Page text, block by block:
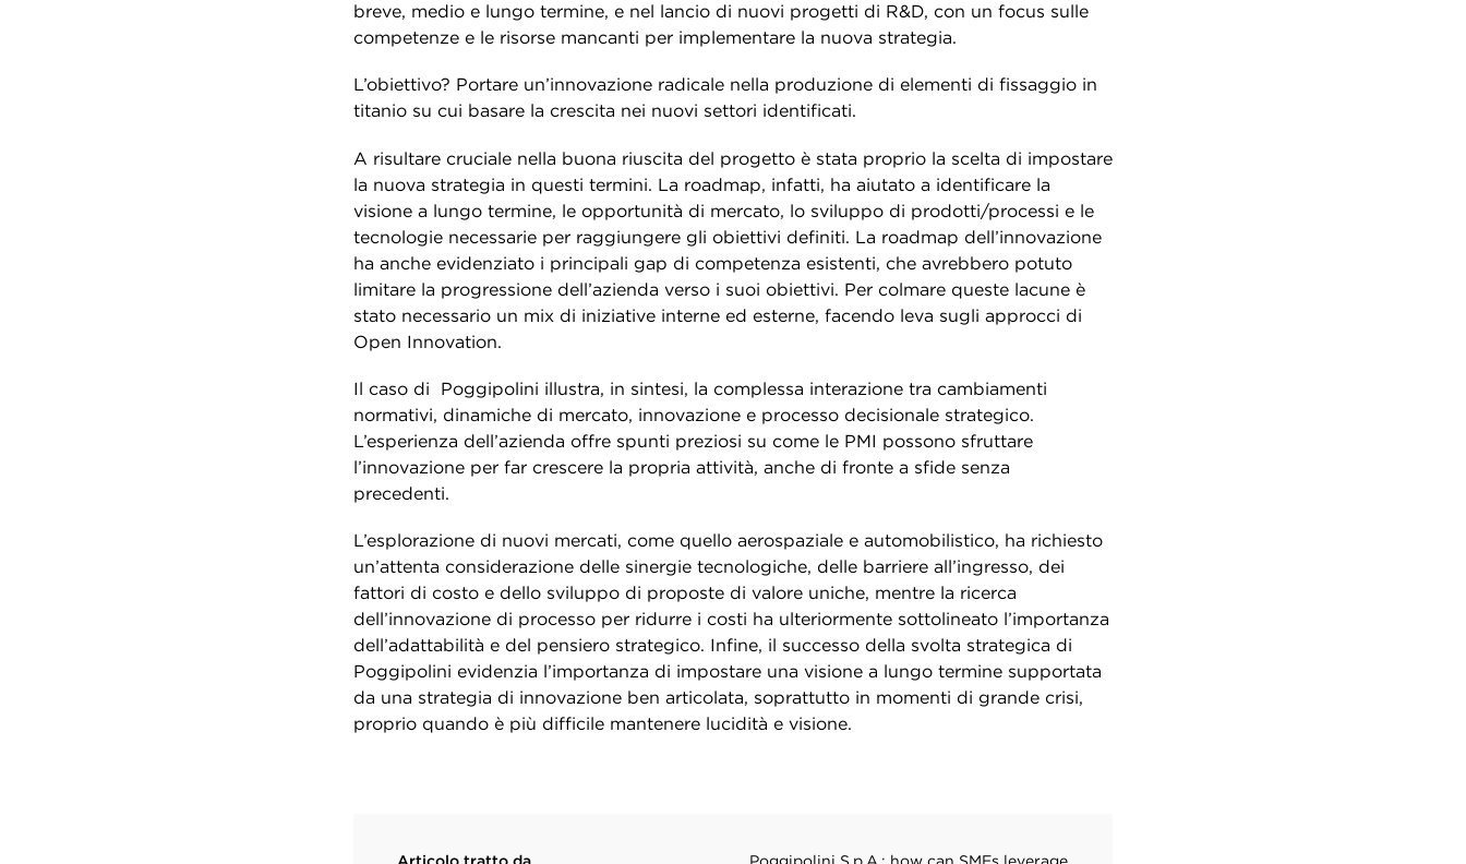
breve, medio e lungo termine, e nel lancio di nuovi progetti di R&D, con un focus sulle
competenze e le risorse mancanti per implementare la nuova strategia.
L’obiettivo? Portare un’innovazione radicale nella produzione di elementi di fissaggio in
titanio su cui basare la crescita nei nuovi settori identificati.
A risultare cruciale nella buona riuscita del progetto è stata proprio la scelta di impostare
la nuova strategia in questi termini. La roadmap, infatti, ha aiutato a identificare la
visione a lungo termine, le opportunità di mercato, lo sviluppo di prodotti/processi e le
tecnologie necessarie per raggiungere gli obiettivi definiti. La roadmap dell’innovazione
ha anche evidenziato i principali gap di competenza esistenti, che avrebbero potuto
limitare la progressione dell’azienda verso i suoi obiettivi. Per colmare queste lacune è
stato necessario un mix di iniziative interne ed esterne, facendo leva sugli approcci di
Open Innovation.
Il caso di Poggipolini illustra, in sintesi, la complessa interazione tra cambiamenti
normativi, dinamiche di mercato, innovazione e processo decisionale strategico.
L’esperienza dell’azienda offre spunti preziosi su come le PMI possono sfruttare
l’innovazione per far crescere la propria attività, anche di fronte a sfide senza
precedenti.
L’esplorazione di nuovi mercati, come quello aerospaziale e automobilistico, ha richiesto
un’attenta considerazione delle sinergie tecnologiche, delle barriere all’ingresso, dei
fattori di costo e dello sviluppo di proposte di valore uniche, mentre la ricerca
dell’innovazione di processo per ridurre i costi ha ulteriormente sottolineato l’importanza
dell’adattabilità e del pensiero strategico. Infine, il successo della svolta strategica di
Poggipolini evidenzia l’importanza di impostare una visione a lungo termine supportata
da una strategia di innovazione ben articolata, soprattutto in momenti di grande crisi,
proprio quando è più difficile mantenere lucidità e visione.